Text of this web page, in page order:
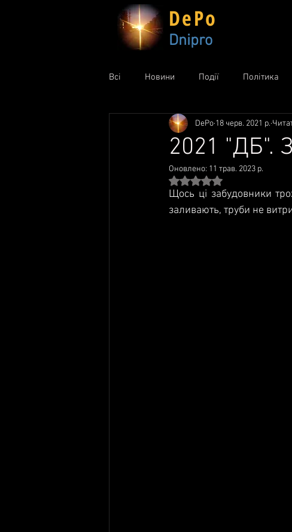
DePo
Dnipro
Всі Новини Події Політика
2021 "ДБ".
DePo 18 черв. 2021 р.
Оновлено: 11 трав. 2023 р.
Оцінка: NaN з 5 зірок.
Щось ці забудовники
заливають, труби не